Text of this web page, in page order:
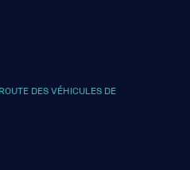
DES VÉHICULES DE